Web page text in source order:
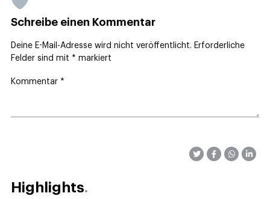
Schreibe einen Kommentar
Deine E-Mail-Adresse wird nicht veröffentlicht. Erforderliche
Felder sind mit * markiert
Kommentar *
Highlights